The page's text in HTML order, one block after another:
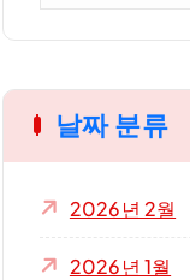
날짜 분류
2026년 2월
2026년 1월